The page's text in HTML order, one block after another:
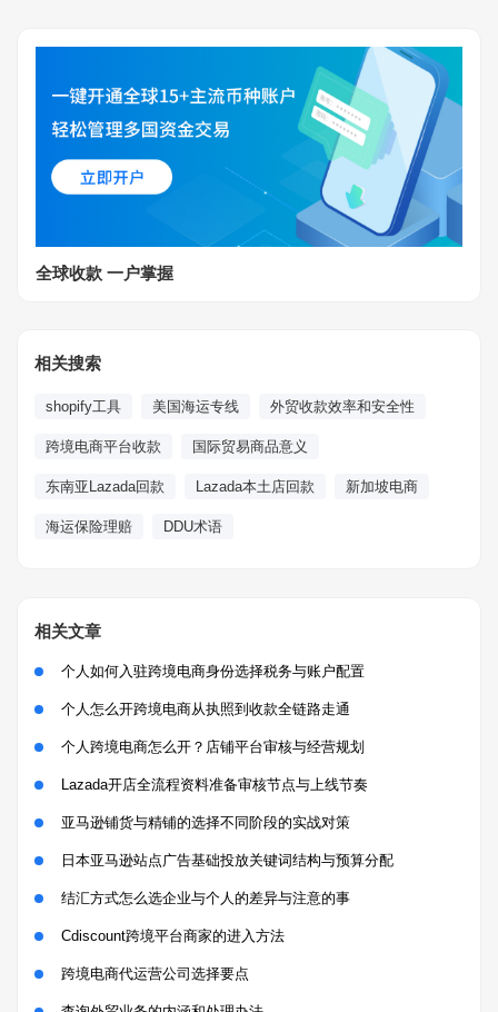
全球收款 一户掌握
相关搜索
shopify工具 美国海运专线 外贸收款效率和安全性
跨境电商平台收款 国际贸易商品意义
东南亚Lazada回款 Lazada本土店回款 新加坡电商
海运保险理赔 DDU术语
相关文章
个人如何入驻跨境电商身份选择税务与账户配置
个人怎么开跨境电商从执照到收款全链路走通
个人跨境电商怎么开？店铺平台审核与经营规划
Lazada开店全流程资料准备审核节点与上线节奏
亚马逊铺货与精铺的选择不同阶段的实战对策
日本亚马逊站点广告基础投放关键词结构与预算分配
结汇方式怎么选企业与个人的差异与注意的事
Cdiscount跨境平台商家的进入方法
跨境电商代运营公司选择要点